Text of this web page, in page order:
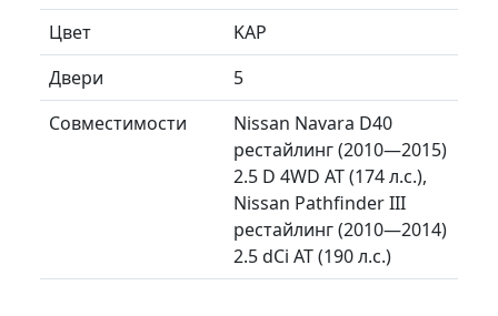
Цвет
KAP
Двери
5
Совместимости
Nissan Navara D40
рестайлинг (2010—2015)
2.5 D 4WD AT (174 л.с.),
Nissan Pathfinder III
рестайлинг (2010—2014)
2.5 dCi AT (190 л.с.)